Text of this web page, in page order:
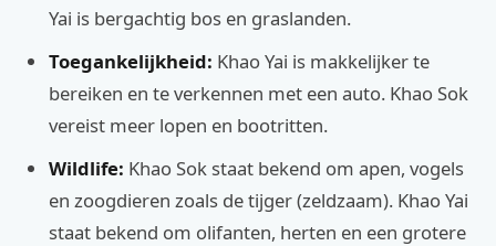
Yai is bergachtig bos en graslanden.
Toegankelijkheid: Khao Yai is makkelijker te
bereiken en te verkennen met een auto. Khao Sok
vereist meer lopen en bootritten.
Wildlife: Khao Sok staat bekend om apen, vogels
en zoogdieren zoals de tijger (zeldzaam). Khao Yai
staat bekend om olifanten, herten en een grotere